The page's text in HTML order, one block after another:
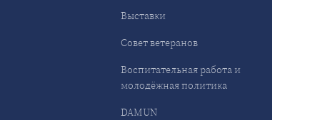
Выставки
Совет ветеранов
Воспитательная работа и
молодёжная политика
DAMUN